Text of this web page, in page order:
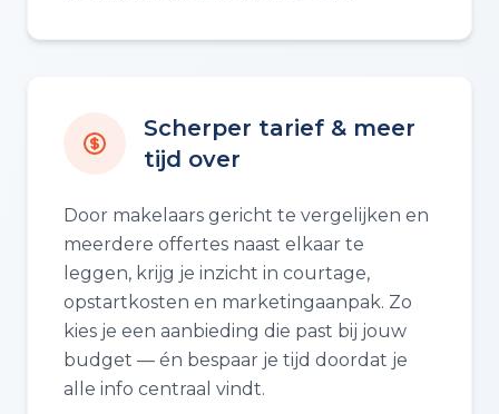
Scherper tarief & meer
tijd over
Door makelaars gericht te vergelijken en
meerdere offertes naast elkaar te
leggen, krijg je inzicht in courtage,
opstartkosten en marketingaanpak. Zo
kies je een aanbieding die past bij jouw
budget — én bespaar je tijd doordat je
alle info centraal vindt.